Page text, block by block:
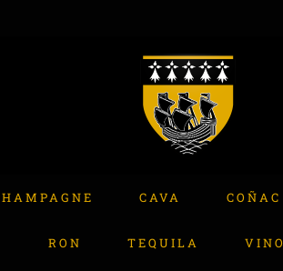
CAVA COÑAC
RON TEQUILA VINO